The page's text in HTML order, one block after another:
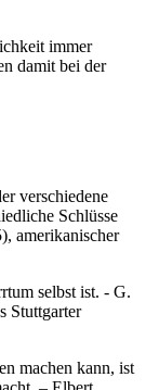
immer
damit bei der
verschiedene
Schlüsse
amerikanischer
selbst ist. - G.
Stuttgarter
machen kann, ist